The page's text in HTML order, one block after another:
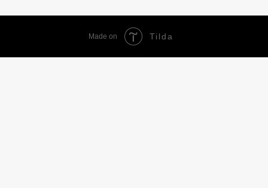
Made on Tilda